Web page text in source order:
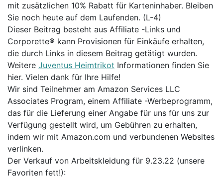
mit zusätzlichen 10% Rabatt für Karteninhaber. Bleiben
Sie noch heute auf dem Laufenden. (L-4)
Dieser Beitrag besteht aus Affiliate -Links und
Corporette® kann Provisionen für Einkäufe erhalten,
die durch Links in diesem Beitrag getätigt wurden.
Weitere Juventus Heimtrikot Informationen finden Sie
hier. Vielen dank für Ihre Hilfe!
Wir sind Teilnehmer am Amazon Services LLC
Associates Program, einem Affiliate -Werbeprogramm,
das für die Lieferung einer Angabe für uns für uns zur
Verfügung gestellt wird, um Gebühren zu erhalten,
indem wir mit Amazon.com und verbundenen Websites
verlinken.
Der Verkauf von Arbeitskleidung für 9.23.22 (unsere
Favoriten fett!):